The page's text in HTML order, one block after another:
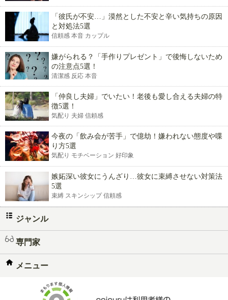
「彼氏が不安…」漠然とした不安と辛い気持ちの原因
と対処法5選
信頼感 本音 カップル
嫌がられる？「手作りプレゼント」で後悔しないため
の注意点5選！
清潔感 反応 本音
「仲良し夫婦」でいたい！老後も愛し合える夫婦の特
徴5選！
気配り 夫婦 信頼感
今夜の「飲み会が苦手」で億劫！嫌われない態度や喋
り方5選
気配り モチベーション 好印象
嫉妬深い彼女にうんざり…彼女に束縛させない対策法
5選
束縛 スキンシップ 信頼感
ジャンル
専門家
メニュー